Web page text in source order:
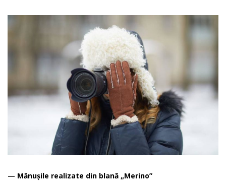
— Mănușile realizate din blană „Merino”